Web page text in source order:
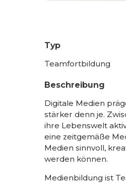
Typ
Teamfortbildung
Beschreibung
Digitale Medien
stärker denn je.
ihre Lebenswelt
eine zeitgemäße
Medien sinnvoll,
werden können.
Medienbildung ist